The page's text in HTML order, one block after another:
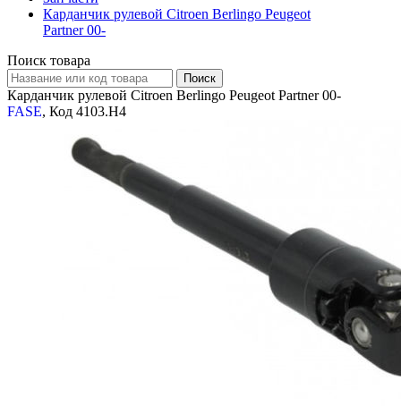
Карданчик рулевой Citroen Berlingo Peugeot
Partner 00-
Поиск товара
Карданчик рулевой Citroen Berlingo Peugeot Partner 00-
FASE, Код 4103.H4